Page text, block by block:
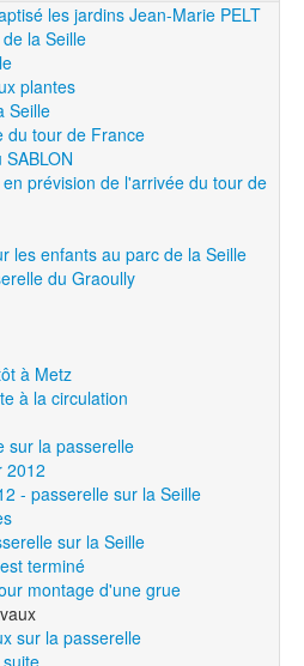
les jardins Jean-Marie PELT
la Seille
plantes
Seille
du tour de France
prévision de l'arrivée du tour de
les enfants au parc de la Seille
du Graoully
à Metz
à la circulation
sur la passerelle
2012
- passerelle sur la Seille
sur la Seille
terminé
montage d'une grue
sur la passerelle